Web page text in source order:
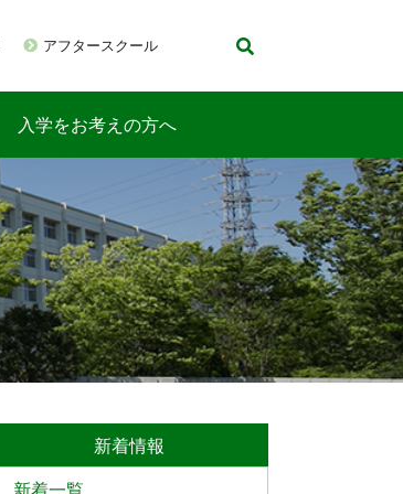
アフタースクール
入学をお考えの方へ
新着情報
新着一覧